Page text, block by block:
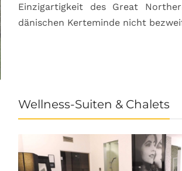
Einzigartigkeit des Great
dänischen Kerteminde nicht
Wellness-Suiten & Chalets